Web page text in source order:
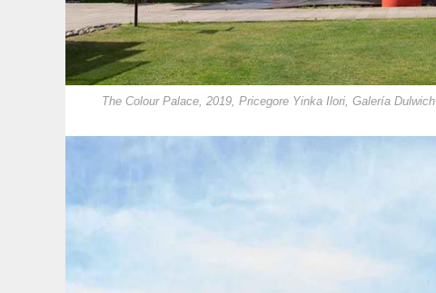
The Colour Palace, 2019, Pricegore Yinka Ilori, Galería Dulwich